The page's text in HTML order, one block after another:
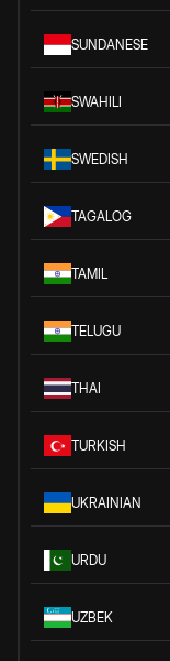
SUNDANESE
SWAHILI
SWEDISH
TAGALOG
TAMIL
TELUGU
THAI
TURKISH
UKRAINIAN
URDU
UZBEK